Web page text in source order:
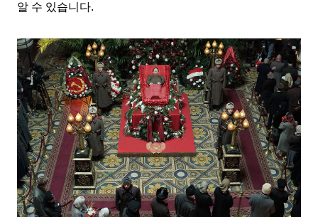
알 수 있습니다.